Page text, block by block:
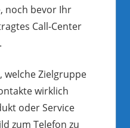
noch bevor Ihr
Call-Center
welche Zielgruppe
wirklich
oder Service
zum Telefon zu